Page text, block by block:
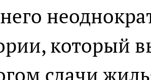
который
сдачи